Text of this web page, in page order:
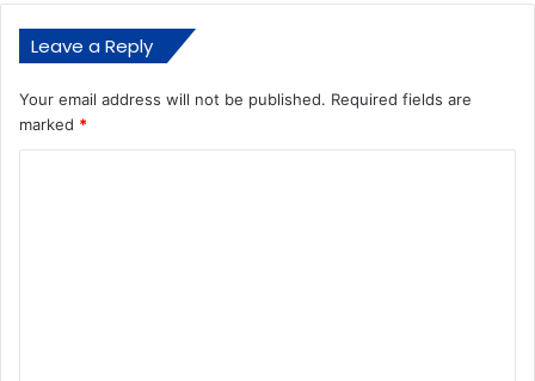
Leave a Reply
Your email address will not be published. Required fields are
marked *